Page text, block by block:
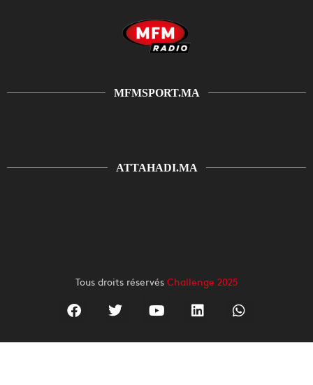
MFMSPORT.MA
ATTAHADI.MA
Tous droits réservés Challenge 2025